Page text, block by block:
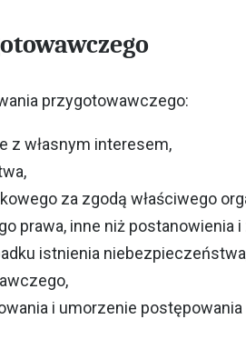
przygotowawczego:
z własnym interesem,
za zgodą właściwego
prawa, inne niż postanowienia
istnienia
i umorzenie